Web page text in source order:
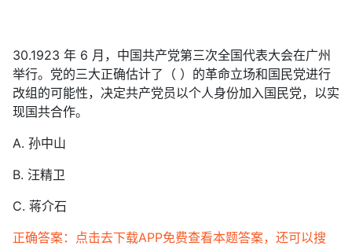
30.1923 年 6 月，中国共产党第三次全国代表大会在广州
举行。党的三大正确估计了（ ）的革命立场和国民党进行
改组的可能性，决定共产党员以个人身份加入国民党，以实
现国共合作。
A. 孙中山
B. 汪精卫
C. 蒋介石
正确答案：点击去下载APP免费查看本题答案，还可以搜